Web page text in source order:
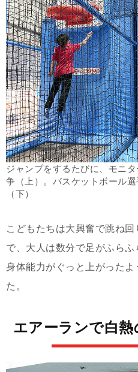
ジャンプをするたびに、モニ
争（上）。バスケットボール
（下）
こどもたちは大興奮で跳ね
で、大人は数分で足がふら
身体能力がぐっと上がった
た。
エアーランで白